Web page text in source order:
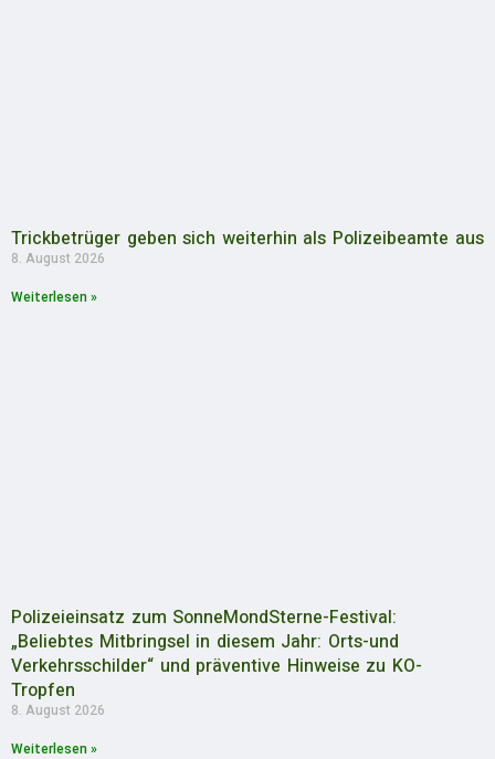
Trickbetrüger geben sich weiterhin als Polizeibeamte aus
8. August 2026
Weiterlesen »
Polizeieinsatz zum SonneMondSterne-Festival:
„Beliebtes Mitbringsel in diesem Jahr: Orts-und
Verkehrsschilder“ und präventive Hinweise zu KO-
Tropfen
8. August 2026
Weiterlesen »